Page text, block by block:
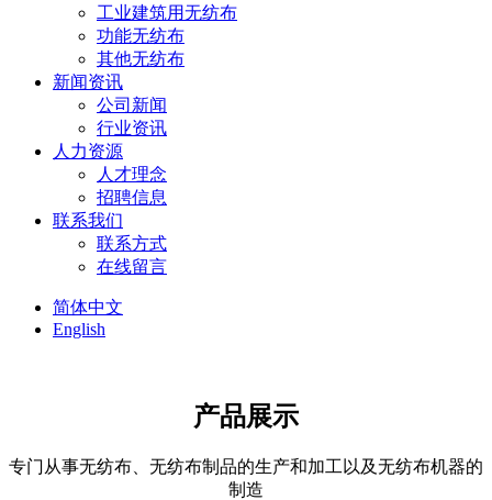
工业建筑用无纺布
功能无纺布
其他无纺布
新闻资讯
公司新闻
行业资讯
人力资源
人才理念
招聘信息
联系我们
联系方式
在线留言
简体中文
English
产品展示
专门从事无纺布、无纺布制品的生产和加工以及无纺布机器的
制造